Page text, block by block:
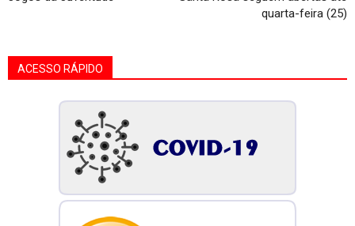
quarta-feira (25)
ACESSO RÁPIDO